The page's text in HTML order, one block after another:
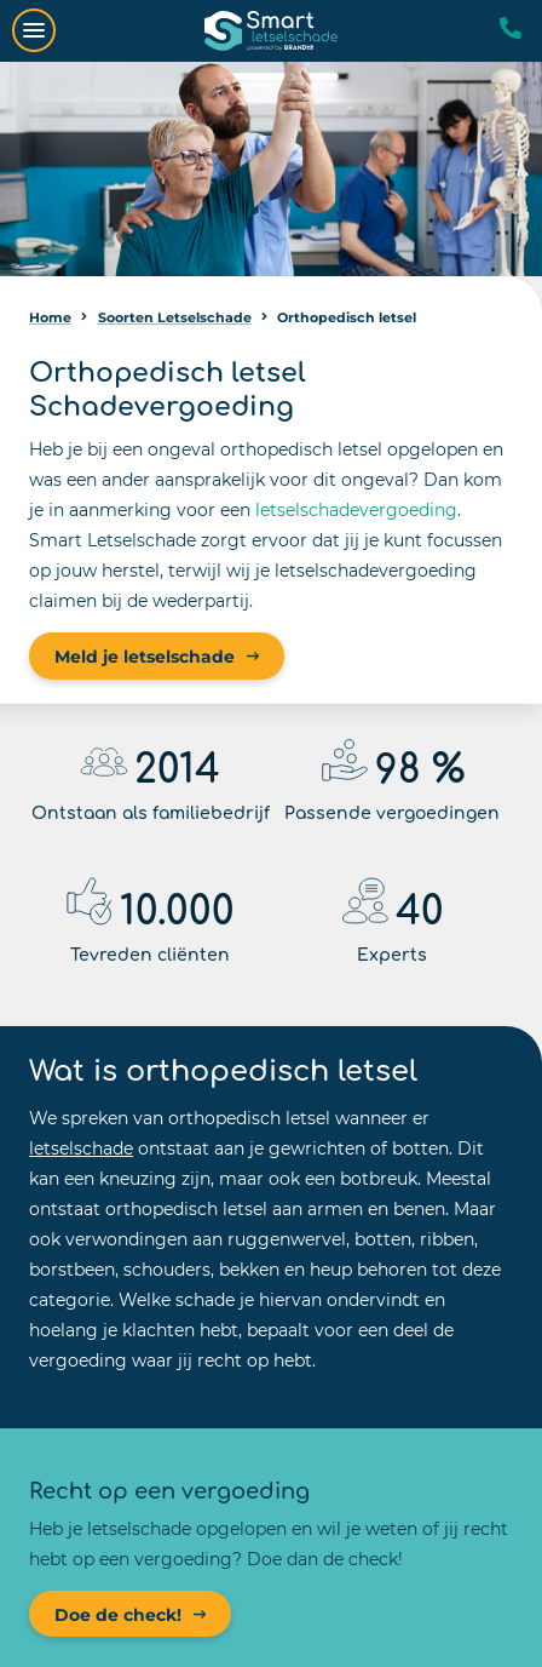
Home Soorten Letselschade Orthopedisch letsel
Orthopedisch letsel
Schadevergoeding
Heb je bij een ongeval orthopedisch letsel opgelopen en
was een ander aansprakelijk voor dit ongeval? Dan kom
je in aanmerking voor een letselschadevergoeding.
Smart Letselschade zorgt ervoor dat jij je kunt focussen
op jouw herstel, terwijl wij je letselschadevergoeding
claimen bij de wederpartij.
Meld je letselschade
2014
Ontstaan als familiebedrijf
98 %
Passende vergoedingen
10.000
Tevreden cliënten
40
Experts
Wat is orthopedisch letsel
We spreken van orthopedisch letsel wanneer er
letselschade ontstaat aan je gewrichten of botten. Dit
kan een kneuzing zijn, maar ook een botbreuk. Meestal
ontstaat orthopedisch letsel aan armen en benen. Maar
ook verwondingen aan ruggenwervel, botten, ribben,
borstbeen, schouders, bekken en heup behoren tot deze
categorie. Welke schade je hiervan ondervindt en
hoelang je klachten hebt, bepaalt voor een deel de
vergoeding waar jij recht op hebt.
Recht op een vergoeding
Heb je letselschade opgelopen en wil je weten of jij recht
hebt op een vergoeding? Doe dan de check!
Doe de check!